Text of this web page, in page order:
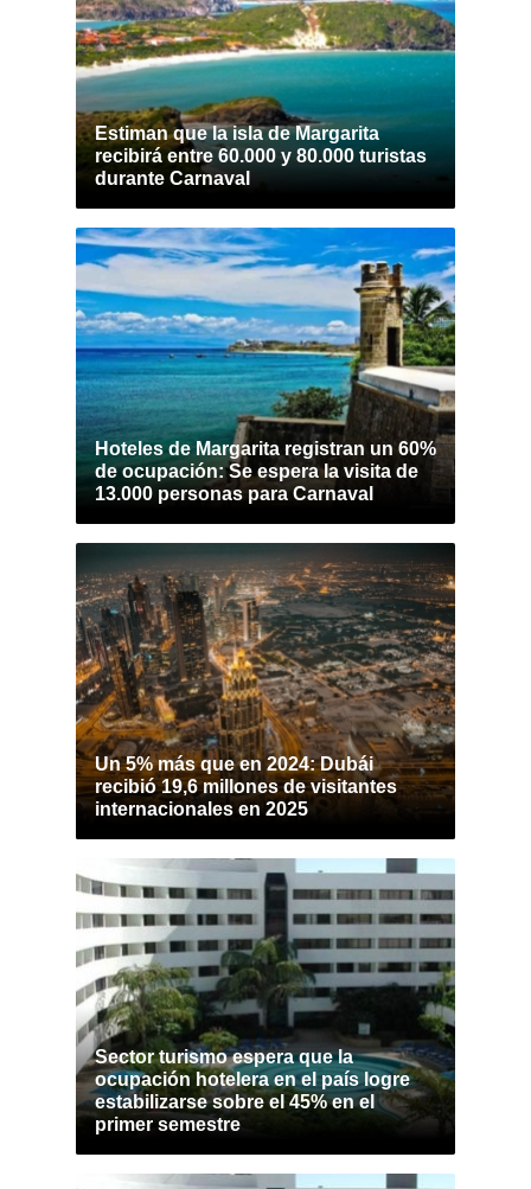
Estiman que la isla de Margarita
recibirá entre 60.000 y 80.000 turistas
durante Carnaval
Hoteles de Margarita registran un 60%
de ocupación: Se espera la visita de
13.000 personas para Carnaval
Un 5% más que en 2024: Dubái
recibió 19,6 millones de visitantes
internacionales en 2025
Sector turismo espera que la
ocupación hotelera en el país logre
estabilizarse sobre el 45% en el
primer semestre